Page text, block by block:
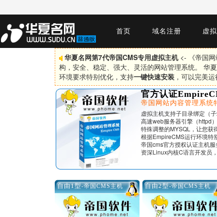
首页 域名注册 虚
华夏名网第7代帝国CMS专用虚拟主机<- 《帝国网
构，安全、稳定、强大、灵活的网站管理系统。 华
环境要求特别优化，支持一键快速安装，可以完美
官方认证
帝国网站内容管理系统
虚拟主机支持子目录绑定（
高速web服务器引擎（httpd
特殊调整的MYSQL，让您获
根据EmpireCMS运行环境特
帝国cms官方授权认证主机
资深Linux内核C语言开发员
自由1型-帝国CMS主机 自由2型-帝国CMS主机